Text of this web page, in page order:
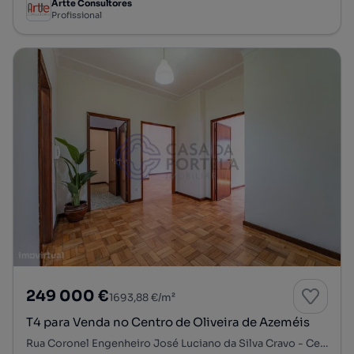
Artte Consultores
Profissional
249 000 €1693,88 €/m²
T4 para Venda no Centro de Oliveira de Azeméis
Rua Coronel Engenheiro José Luciano da Silva Cravo - Centro Sul, O. Azeméis, Riba-Ul, Ul, Macinhata da Seixa, Madail, Oliveira de Azeméis, Aveiro